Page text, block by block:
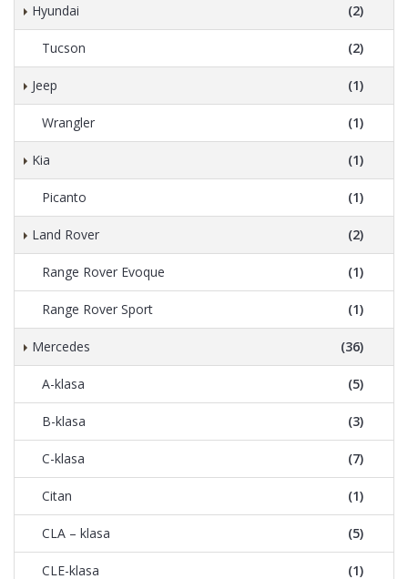
Hyundai (2)
Tucson (2)
Jeep (1)
Wrangler (1)
Kia (1)
Picanto (1)
Land Rover (2)
Range Rover Evoque (1)
Range Rover Sport (1)
Mercedes (36)
A-klasa (5)
B-klasa (3)
C-klasa (7)
Citan (1)
CLA – klasa (5)
CLE-klasa (1)